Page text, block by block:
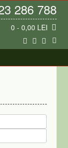
286 788
0 - 0,00 LEI